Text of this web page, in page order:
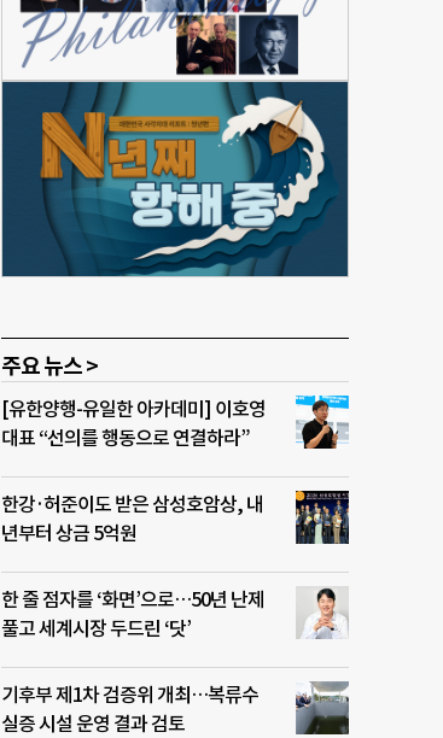
주요 뉴스 >
[유한양행-유일한 아카데미] 이호영
대표 “선의를 행동으로 연결하라”
한강·허준이도 받은 삼성호암상, 내
년부터 상금 5억원
한 줄 점자를 ‘화면’으로…50년 난제
풀고 세계시장 두드린 ‘닷’
기후부 제1차 검증위 개최…복류수
실증 시설 운영 결과 검토